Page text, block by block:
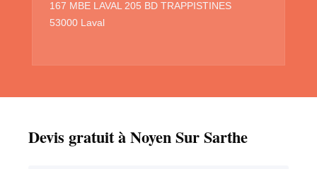
167 MBE LAVAL 205 BD TRAPPISTINES
53000 Laval
Devis gratuit à Noyen Sur Sarthe